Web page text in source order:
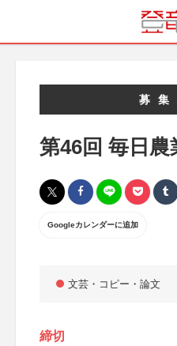
募集
第46回 毎日農
Googleカレンダーに追加
文芸・コピー・論文
締切